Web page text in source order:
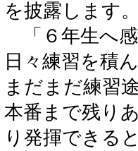
を披露します
「６年生へ
日々練習を積
まだまだ練習
本番まで残り
り発揮できる